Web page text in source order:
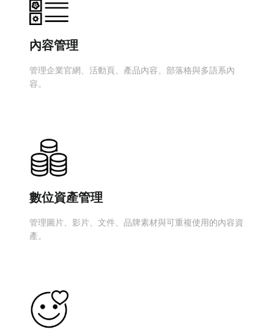
內容管理
管理企業官網、活動頁、產品內容、部落格與多語系內
容。
數位資產管理
管理圖片、影片、文件、品牌素材與可重複使用的內容資
產。